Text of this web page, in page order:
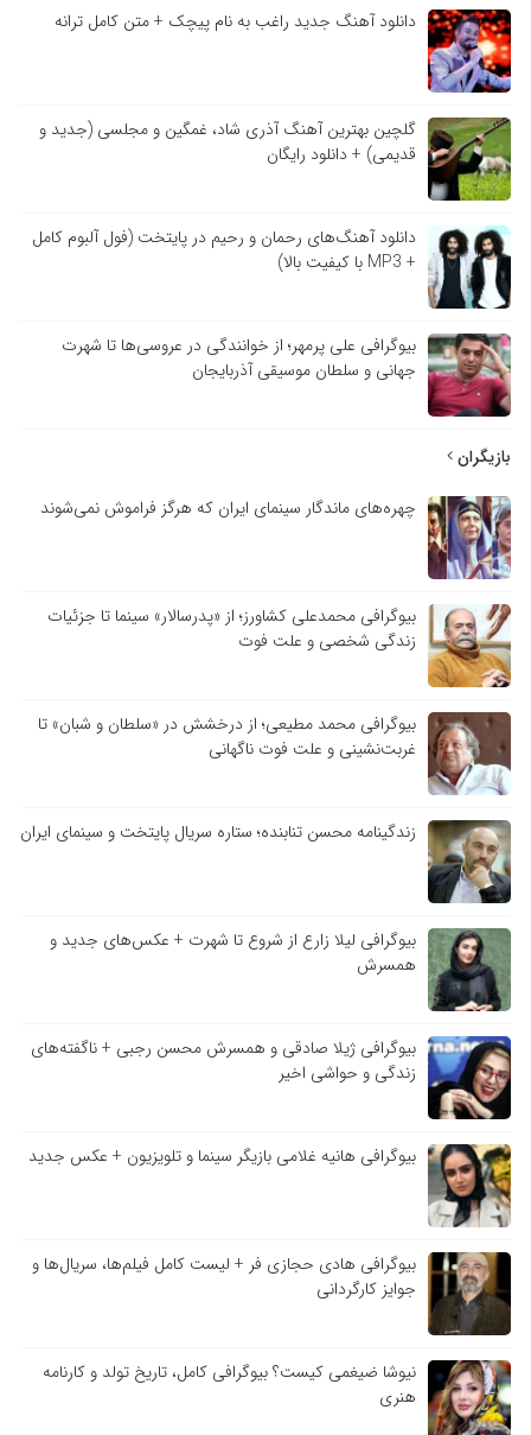
دانلود آهنگ جدید راغب به نام پیچک + متن کامل ترانه
گلچین بهترین آهنگ آذری شاد، غمگین و مجلسی (جدید و
قدیمی) + دانلود رایگان
دانلود آهنگ‌های رحمان و رحیم در پایتخت (فول آلبوم کامل
+ MP3 با کیفیت بالا)
بیوگرافی علی پرمهر؛ از خوانندگی در عروسی‌ها تا شهرت
جهانی و سلطان موسیقی آذربایجان
بازیگران
چهره‌های ماندگار سینمای ایران که هرگز فراموش نمی‌شوند
بیوگرافی محمدعلی کشاورز؛ از «پدرسالار» سینما تا جزئیات
زندگی شخصی و علت فوت
بیوگرافی محمد مطیعی؛ از درخشش در «سلطان و شبان» تا
غربت‌نشینی و علت فوت ناگهانی
زندگینامه محسن تنابنده؛ ستاره سریال پایتخت و سینمای ایران
بیوگرافی لیلا زارع از شروع تا شهرت + عکس‌های جدید و
همسرش
بیوگرافی ژیلا صادقی و همسرش محسن رجبی + ناگفته‌های
زندگی و حواشی اخیر
بیوگرافی هانیه غلامی بازیگر سینما و تلویزیون + عکس جدید
بیوگرافی هادی حجازی فر + لیست کامل فیلم‌ها، سریال‌ها و
جوایز کارگردانی
نیوشا ضیغمی کیست؟ بیوگرافی کامل، تاریخ تولد و کارنامه
هنری